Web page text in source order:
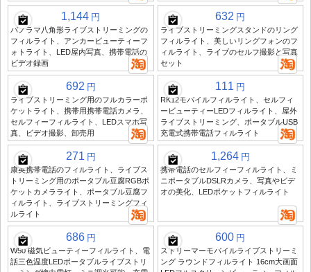
1,144 円
パノラマ八角形ライブストリーミングの
フィルライト、アンカービューティーフ
ォトライト、LED屋内写真、携帯電話の
ビデオ録画
632 円
ライブストリーミングスタンドのリング
フィルライト、美しいリングフォンのフ
ィルライト、ライブのセルフ撮影と写真
セット
692 円
ライブストリーミング用のフルカラーポ
ケットライト、携帯用携帯電話カメラ、
セルフィーフィルライト、LEDスマホ写
真、ビデオ撮影、卸売用
111 円
RK12モバイルフィルライト、セルフィ
ービューティーLEDフィルライト、屋外
ライブストリーミング、ポータブルUSB
充電式携帯電話フィルライト
271 円
康英携帯電話のフィルライト、ライブス
トリーミング用のポータブル豆腐RGBポ
ケットカメラライト、ポータブル豆腐フ
ィルライト、ライブストリーミングフィ
ルライト
1,264 円
携帯電話のセルフィーフィルライト、ミ
ニポータブルDSLRカメラ、写真やビデ
オの美化、LEDポケットフィルライト
686 円
W50 磁気ビューティーフィルライト、電
話三色温度LEDポータブルライブストリ
600 円
ストリーマーモバイルライブストリーミ
ング ラウンドフィルライト 16cm大画面